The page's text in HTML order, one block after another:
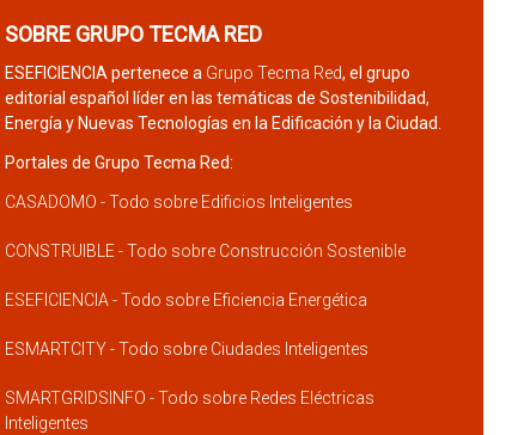
SOBRE GRUPO TECMA RED
ESEFICIENCIA pertenece a Grupo Tecma Red, el grupo
editorial español líder en las temáticas de Sostenibilidad,
Energía y Nuevas Tecnologías en la Edificación y la Ciudad.
Portales de Grupo Tecma Red:
CASADOMO - Todo sobre Edificios Inteligentes
CONSTRUIBLE - Todo sobre Construcción Sostenible
ESEFICIENCIA - Todo sobre Eficiencia Energética
ESMARTCITY - Todo sobre Ciudades Inteligentes
SMARTGRIDSINFO - Todo sobre Redes Eléctricas
Inteligentes